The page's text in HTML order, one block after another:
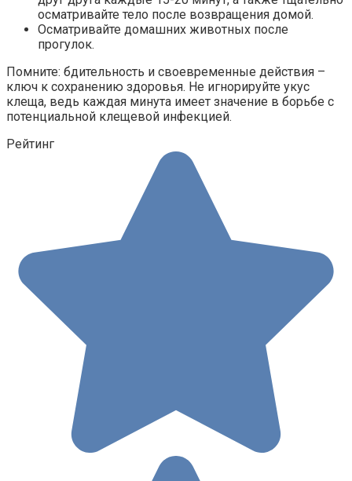
осматривайте тело после возвращения домой.
Осматривайте домашних животных после
прогулок.
Помните: бдительность и своевременные действия –
ключ к сохранению здоровья. Не игнорируйте укус
клеща, ведь каждая минута имеет значение в борьбе с
потенциальной клещевой инфекцией.
Рейтинг